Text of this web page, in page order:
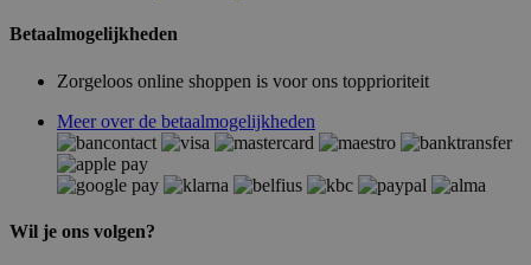
Betaalmogelijkheden
Zorgeloos online shoppen is voor ons topprioriteit
Meer over de betaalmogelijkheden
Wil je ons volgen?